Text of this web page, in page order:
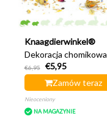
Knaagdierwinkel®
Dekoracja chomikowa
drewniana Dixie 8 cm
€6,95
€5,95
Zamów teraz
Nieoceniony
NA MAGAZYNIE